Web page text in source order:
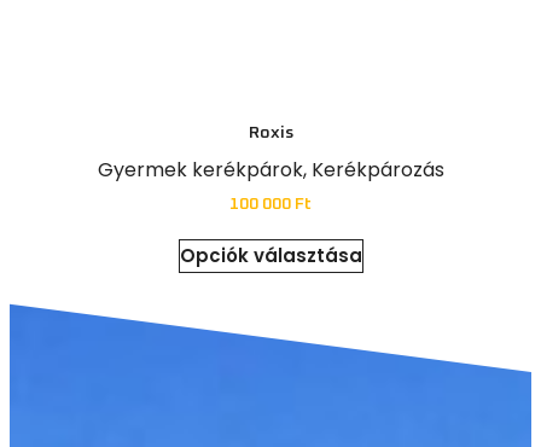
Roxis
Gyermek kerékpárok, Kerékpározás
100 000 Ft
Opciók választása